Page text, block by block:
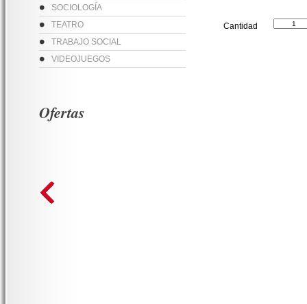
SOCIOLOGÍA
TEATRO
TRABAJO SOCIAL
VIDEOJUEGOS
Cantidad
Ofertas